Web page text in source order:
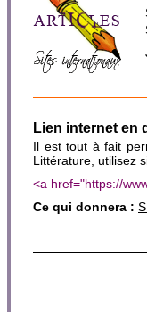
Lien internet en
Il est tout à fait
Littérature, utilisez
<a href="https://
Ce qui donnera :